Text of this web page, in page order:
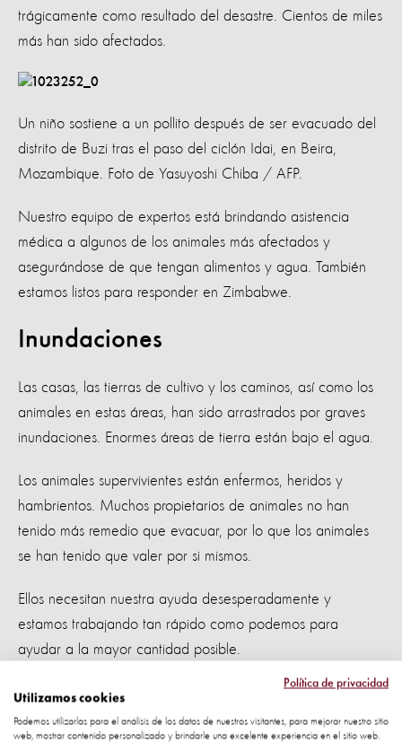
trágicamente como resultado del desastre. Cientos de miles
más han sido afectados.
Un niño sostiene a un pollito después de ser evacuado del
distrito de Buzi tras el paso del ciclón Idai, en Beira,
Mozambique. Foto de Yasuyoshi Chiba / AFP.
Nuestro equipo de expertos está brindando asistencia
médica a algunos de los animales más afectados y
asegurándose de que tengan alimentos y agua. También
estamos listos para responder en Zimbabwe.
Inundaciones
Las casas, las tierras de cultivo y los caminos, así como los
animales en estas áreas, han sido arrastrados por graves
inundaciones. Enormes áreas de tierra están bajo el agua.
Los animales supervivientes están enfermos, heridos y
hambrientos. Muchos propietarios de animales no han
tenido más remedio que evacuar, por lo que los animales
se han tenido que valer por si mismos.
Ellos necesitan nuestra ayuda desesperadamente y
estamos trabajando tan rápido como podemos para
ayudar a la mayor cantidad posible.
Los residentes se paran en los tejados en una zona
Política de privacidad
Utilizamos cookies
Podemos utilizarlas para el análisis de los datos de nuestros visitantes, para mejorar nuestro sitio
web, mostrar contenido personalizado y brindarle una excelente experiencia en el sitio web.